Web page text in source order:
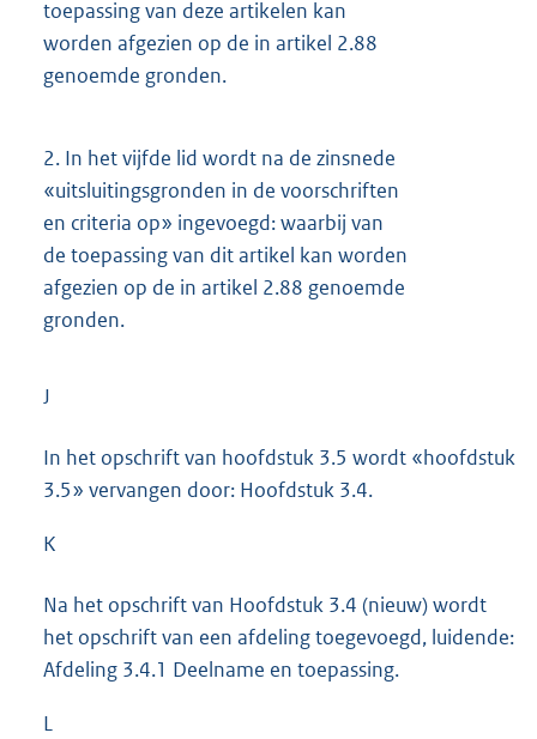
toepassing van deze artikelen kan
worden afgezien op de in artikel 2.88
genoemde gronden.
2. In het vijfde lid wordt na de zinsnede
«uitsluitingsgronden in de voorschriften
en criteria op» ingevoegd: waarbij van
de toepassing van dit artikel kan worden
afgezien op de in artikel 2.88 genoemde
gronden.
J
In het opschrift van hoofdstuk 3.5 wordt «hoofdstuk
3.5» vervangen door: Hoofdstuk 3.4.
K
Na het opschrift van Hoofdstuk 3.4 (nieuw) wordt
het opschrift van een afdeling toegevoegd, luidende:
Afdeling 3.4.1 Deelname en toepassing.
L